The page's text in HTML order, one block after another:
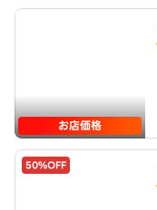
お店価格
50%OFF